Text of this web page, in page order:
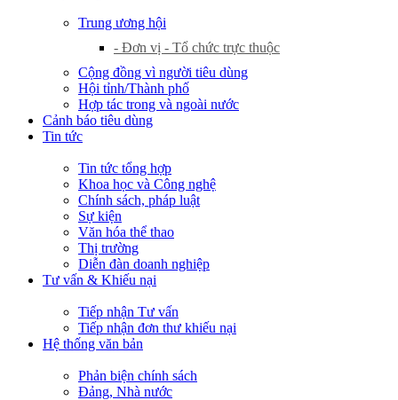
Trung ương hội
- Đơn vị - Tổ chức trực thuộc
Cộng đồng vì người tiêu dùng
Hội tỉnh/Thành phố
Hợp tác trong và ngoài nước
Cảnh báo tiêu dùng
Tin tức
Tin tức tổng hợp
Khoa học và Công nghệ
Chính sách, pháp luật
Sự kiện
Văn hóa thể thao
Thị trường
Diễn đàn doanh nghiệp
Tư vấn & Khiếu nại
Tiếp nhận Tư vấn
Tiếp nhận đơn thư khiếu nại
Hệ thống văn bản
Phản biện chính sách
Đảng, Nhà nước